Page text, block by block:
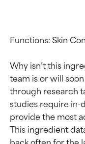
Functions: Skin
Why isn’t this
team is or will
through research
studies require in-
provide the most
This ingredient